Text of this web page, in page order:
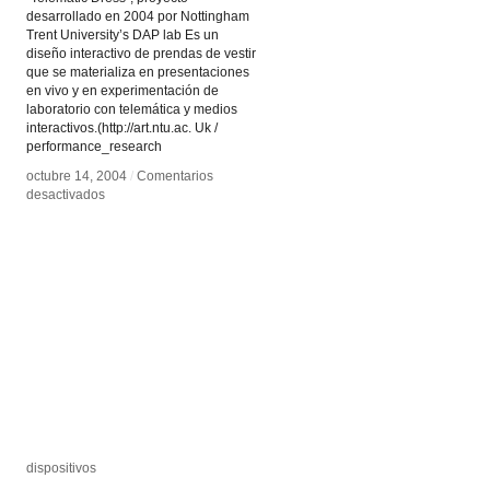
desarrollado en 2004 por Nottingham
Trent University’s DAP lab Es un
diseño interactivo de prendas de vestir
que se materializa en presentaciones
en vivo y en experimentación de
laboratorio con telemática y medios
interactivos.(http://art.ntu.ac. Uk /
performance_research
octubre 14, 2004 / Comentarios
desactivadosen
octubre 14, 2004 / Comentarios
desactivadosen
dispositivos
dispositivos